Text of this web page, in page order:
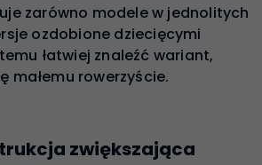
zarówno modele w jednolitych
ozdobione dziecięcymi
łatwiej znaleźć wariant,
małemu rowerzyście.
zwiększająca